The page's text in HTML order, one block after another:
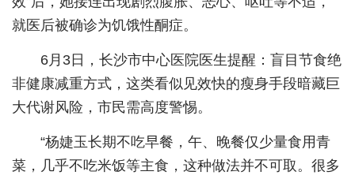
极客圈
经济
城建
健康
就医后被确诊为饥饿性酮症。
6月3日，长沙市中心医院医生提醒：盲目节食绝
非健康减重方式，这类看似见效快的瘦身手段暗藏巨
大代谢风险，市民需高度警惕。
“杨婕玉长期不吃早餐，午、晚餐仅少量食用青
菜，几乎不吃米饭等主食，这种做法并不可取。很多